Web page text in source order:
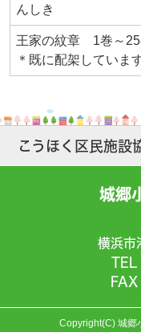
んしき
王家の紋章 1巻～25
＊既に配架していま
こうほく区民施設
城郷
横浜
TEL
Copyright(C) 城郷